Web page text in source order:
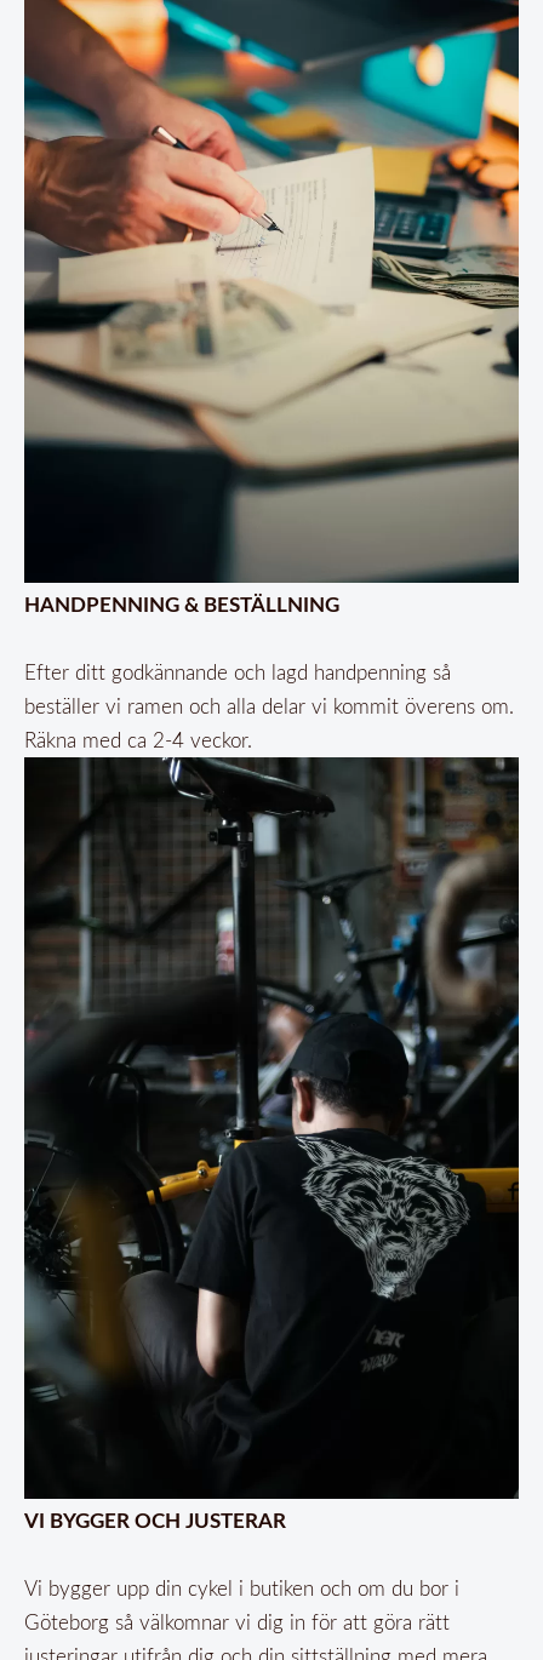
HANDPENNING & BESTÄLLNING
Efter ditt godkännande och lagd handpenning så
beställer vi ramen och alla delar vi kommit överens om.
Räkna med ca 2-4 veckor.
VI BYGGER OCH JUSTERAR
Vi bygger upp din cykel i butiken och om du bor i
Göteborg så välkomnar vi dig in för att göra rätt